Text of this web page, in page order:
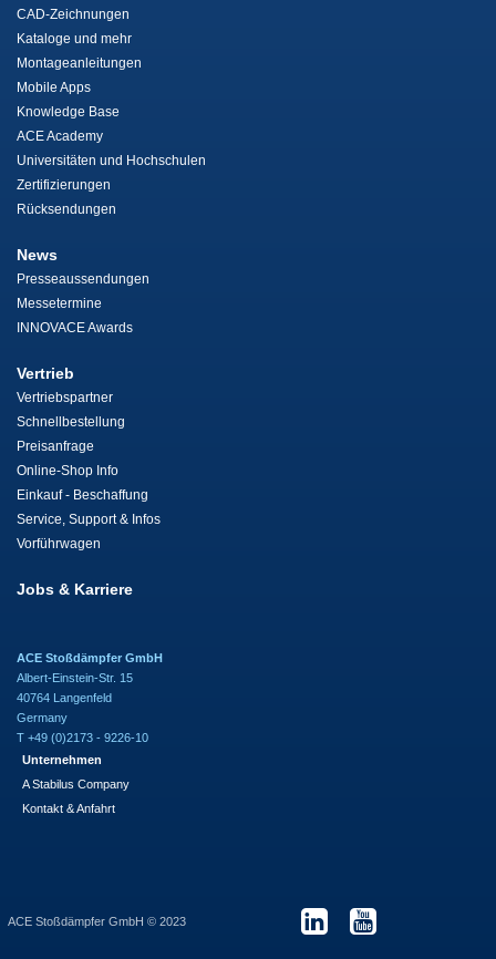
CAD-Zeichnungen
Kataloge und mehr
Montageanleitungen
Mobile Apps
Knowledge Base
ACE Academy
Universitäten und Hochschulen
Zertifizierungen
Rücksendungen
News
Presseaussendungen
Messetermine
INNOVACE Awards
Vertrieb
Vertriebspartner
Schnellbestellung
Preisanfrage
Online-Shop Info
Einkauf - Beschaffung
Service, Support & Infos
Vorführwagen
Jobs & Karriere
ACE Stoßdämpfer GmbH
Albert-Einstein-Str. 15
40764 Langenfeld
Germany
T +49 (0)2173 - 9226-10
Unternehmen
A Stabilus Company
Kontakt & Anfahrt
ACE Stoßdämpfer GmbH © 2023